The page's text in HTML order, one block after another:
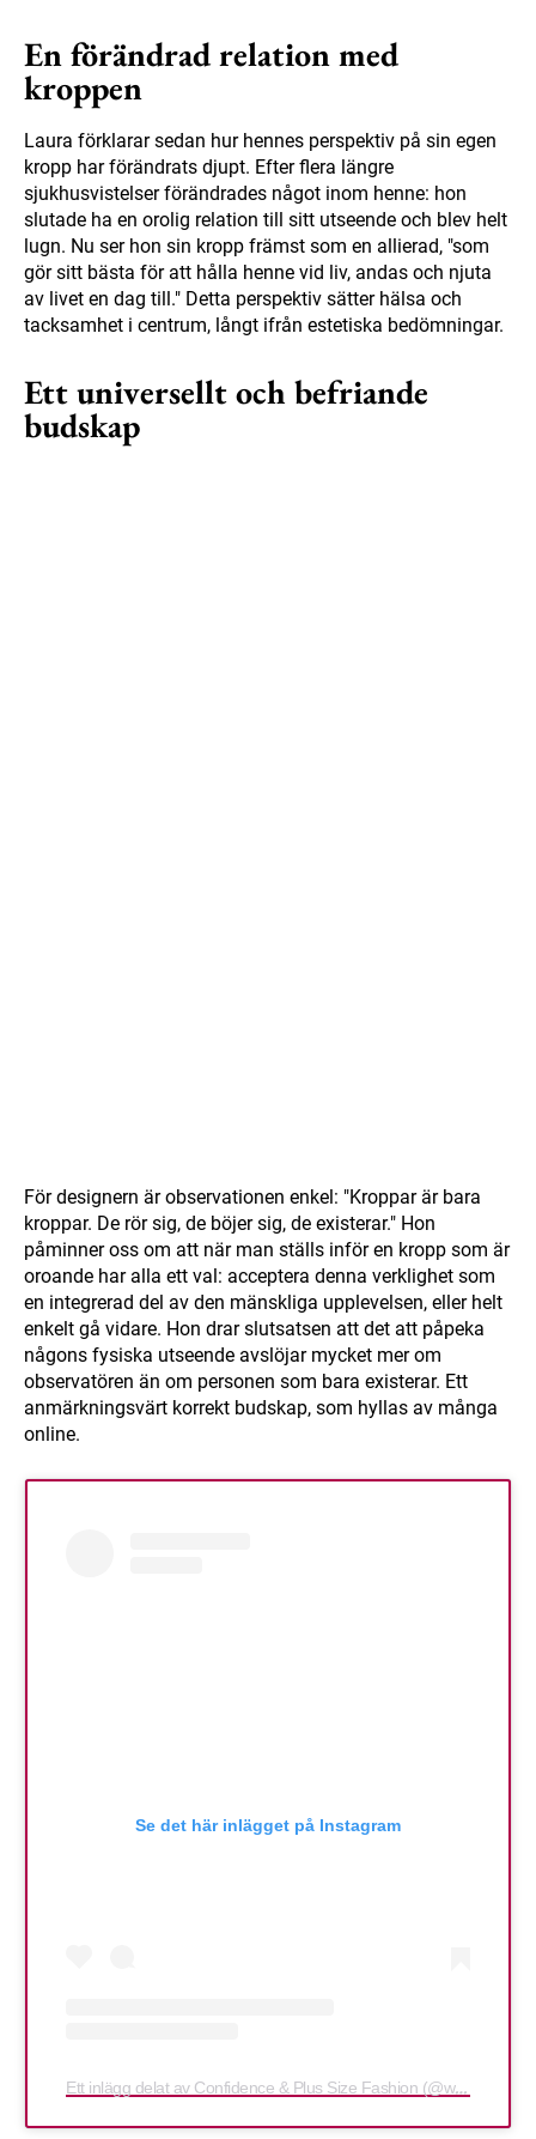
En förändrad relation med
kroppen
Laura förklarar sedan hur hennes perspektiv på sin egen
kropp har förändrats djupt. Efter flera längre
sjukhusvistelser förändrades något inom henne: hon
slutade ha en orolig relation till sitt utseende och blev helt
lugn. Nu ser hon sin kropp främst som en allierad, "som
gör sitt bästa för att hålla henne vid liv, andas och njuta
av livet en dag till." Detta perspektiv sätter hälsa och
tacksamhet i centrum, långt ifrån estetiska bedömningar.
Ett universellt och befriande
budskap
För designern är observationen enkel: "Kroppar är bara
kroppar. De rör sig, de böjer sig, de existerar." Hon
påminner oss om att när man ställs inför en kropp som är
oroande har alla ett val: acceptera denna verklighet som
en integrerad del av den mänskliga upplevelsen, eller helt
enkelt gå vidare. Hon drar slutsatsen att det att påpeka
någons fysiska utseende avslöjar mycket mer om
observatören än om personen som bara existerar. Ett
anmärkningsvärt korrekt budskap, som hyllas av många
online.
Se det här inlägget på Instagram
Ett inlägg delat av Confidence & Plus Size Fashion (@whatlauraloves)